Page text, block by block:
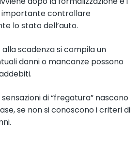
importante controllare
lo stato dell’auto.
alla scadenza si compila un
danni o mancanze possono
di “fregatura” nascono
se non si conoscono i criteri di